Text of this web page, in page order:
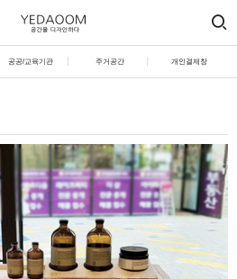
공공/교육기관 주거공간 개인결제창